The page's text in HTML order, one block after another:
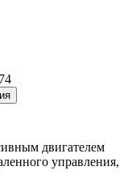
двигателем
управления,